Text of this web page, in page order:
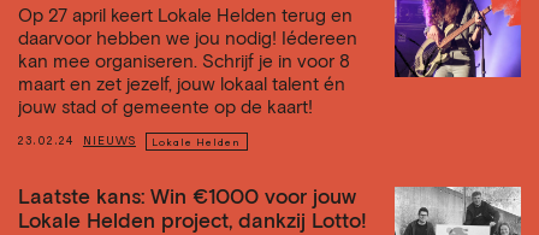
Op 27 april keert Lokale Helden terug en
daarvoor hebben we jou nodig! Iédereen
kan mee organiseren. Schrijf je in voor 8
maart en zet jezelf, jouw lokaal talent én
jouw stad of gemeente op de kaart!
23.02.24 NIEUWS Lokale Helden
Laatste kans: Win €1000 voor jouw
Lokale Helden project, dankzij Lotto!